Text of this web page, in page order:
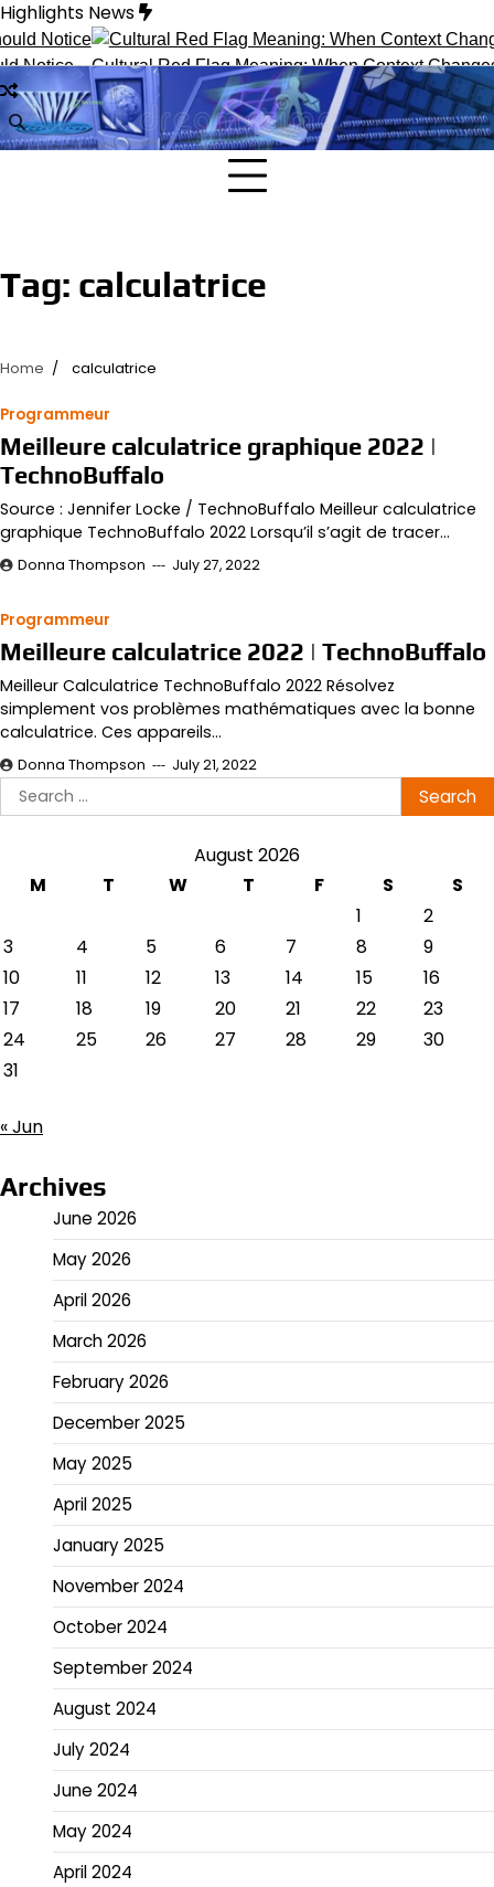
Skip
to
content
Highlights News
Notice Cultural Red Flag Meaning: When Context Changes
Tag: calculatrice
Home calculatrice
Programmeur
Meilleure calculatrice graphique 2022 |
TechnoBuffalo
Source : Jennifer Locke / TechnoBuffalo Meilleur calculatrice
graphique TechnoBuffalo 2022 Lorsqu’il s’agit de tracer…
Donna Thompson July 27, 2022
Programmeur
Meilleure calculatrice 2022 | TechnoBuffalo
Meilleur Calculatrice TechnoBuffalo 2022 Résolvez
simplement vos problèmes mathématiques avec la bonne
calculatrice. Ces appareils…
Donna Thompson July 21, 2022
Search
for:
August 2026
M
T W T F S
S
1
2
3
4 5 6 7 8
9
10
11 12 13 14 15
16
17
18 19 20 21 22
23
24
25 26 27 28 29
30
31
« Jun
Archives
June 2026
May 2026
April 2026
March 2026
February 2026
December 2025
May 2025
April 2025
January 2025
November 2024
October 2024
September 2024
August 2024
July 2024
June 2024
May 2024
April 2024